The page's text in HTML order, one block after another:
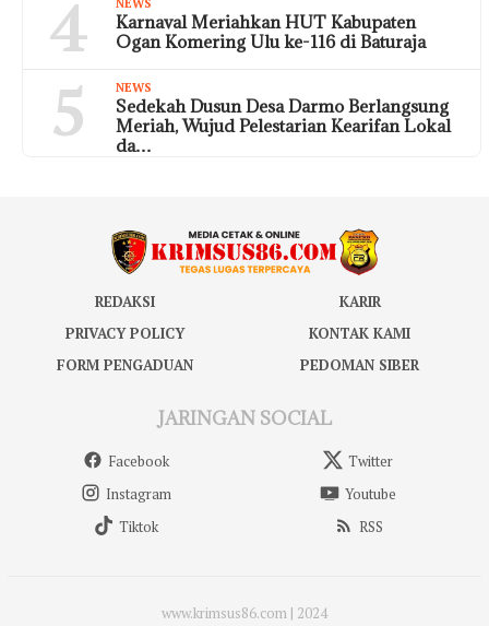
4 NEWS
Karnaval Meriahkan HUT Kabupaten
Ogan Komering Ulu ke-116 di Baturaja
5 NEWS
Sedekah Dusun Desa Darmo Berlangsung
Meriah, Wujud Pelestarian Kearifan Lokal
da…
REDAKSI
KARIR
PRIVACY POLICY
KONTAK KAMI
FORM PENGADUAN
PEDOMAN SIBER
JARINGAN SOCIAL
Facebook
Twitter
Instagram
Youtube
Tiktok
RSS
www.krimsus86.com | 2024